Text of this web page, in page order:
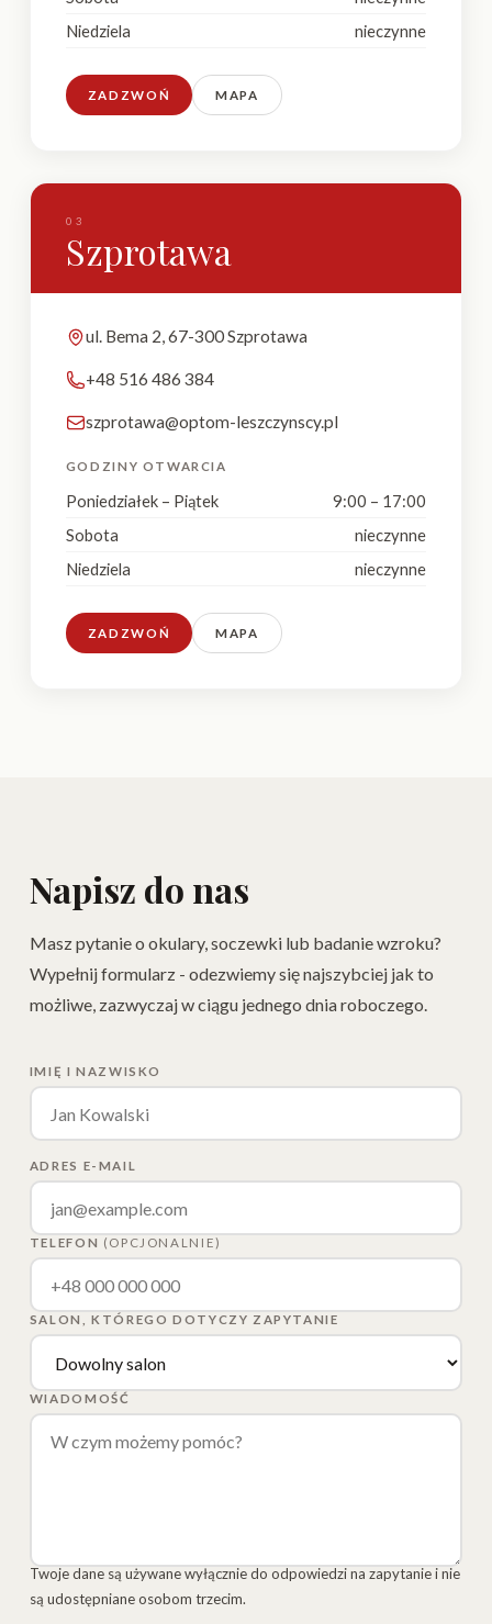
Niedziela
nieczynne
ZADZWOŃ MAPA
03
Szprotawa
ul. Bema 2, 67-300 Szprotawa
+48 516 486 384
szprotawa@optom-leszczynscy.pl
GODZINY OTWARCIA
Poniedziałek – Piątek
9:00 – 17:00
Sobota
nieczynne
Niedziela
nieczynne
ZADZWOŃ MAPA
Napisz do nas
Masz pytanie o okulary, soczewki lub badanie wzroku?
Wypełnij formularz - odezwiemy się najszybciej jak to
możliwe, zazwyczaj w ciągu jednego dnia roboczego.
IMIĘ I NAZWISKO
ADRES E-MAIL
TELEFON (OPCJONALNIE)
SALON, KTÓREGO DOTYCZY ZAPYTANIE
WIADOMOŚĆ
Twoje dane są używane wyłącznie do odpowiedzi na zapytanie i nie
są udostępniane osobom trzecim.